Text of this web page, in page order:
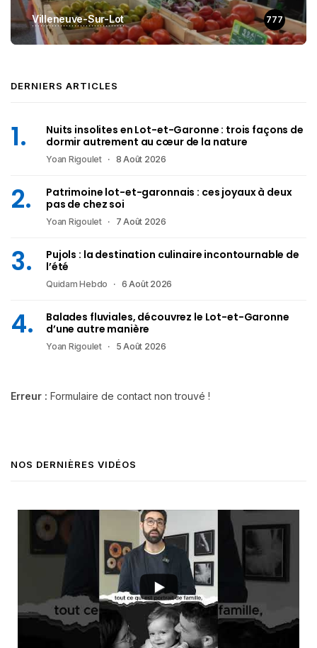
Villeneuve-Sur-Lot 777
DERNIERS ARTICLES
Nuits insolites en Lot-et-Garonne : trois façons de
dormir autrement au cœur de la nature
Yoan Rigoulet 8 Août 2026
Patrimoine lot-et-garonnais : ces joyaux à deux
pas de chez soi
Yoan Rigoulet 7 Août 2026
Pujols : la destination culinaire incontournable de
l’été
Quidam Hebdo 6 Août 2026
Balades fluviales, découvrez le Lot-et-Garonne
d’une autre manière
Yoan Rigoulet 5 Août 2026
Erreur : Formulaire de contact non trouvé !
NOS DERNIÈRES VIDÉOS